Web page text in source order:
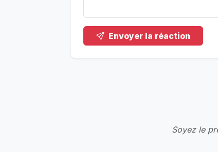
Envoyer la réaction
Soyez le